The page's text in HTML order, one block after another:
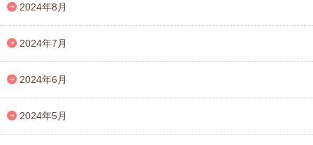
2024年8月
2024年7月
2024年6月
2024年5月